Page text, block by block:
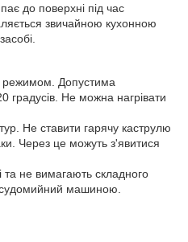
до поверхні під час
звичайною кухонною
режимом. Допустима
градусів. Не можна нагрівати
Не ставити гарячу каструлю
Через це можуть з'явитися
та не вимагають складного
машиною.